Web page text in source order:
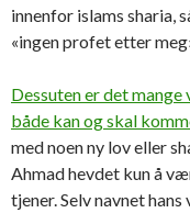
innenfor islams sharia,
«ingen profet etter
Dessuten er det
både kan og skal
med noen ny lov eller
Ahmad hevdet kun å
tjener. Selv navnet